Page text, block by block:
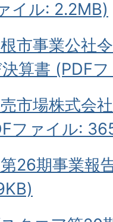
イル: 2.2MB)
市事業公社
算書 (PDF
市場株式会
ファイル:
26期事業報